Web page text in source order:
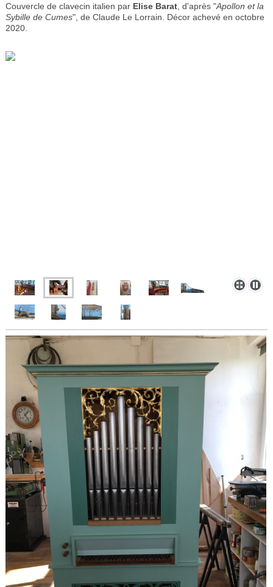
Couvercle de clavecin italien par Elise Barat, d'après "Apollon et la
Sybille de Cumes", de Claude Le Lorrain. Décor achevé en octobre
2020.